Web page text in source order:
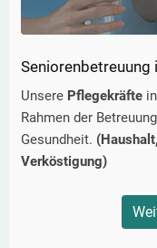
Seniorenbetreuung
Unsere Pflegekräfte in
Rahmen der
Gesundheit.
Verköstigung)